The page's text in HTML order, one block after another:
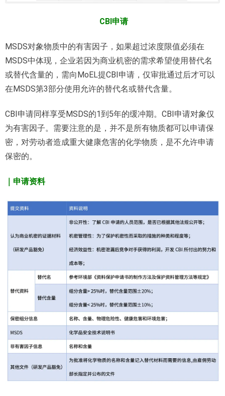
CBI申请
MSDS对象物质中的有害因子，如果超过浓度限值必须在
MSDS中体现，企业若因为商业机密的需求希望使用替代名
或替代含量的，需向MoEL提CBI申请，仅审批通过后才可以
在MSDS第3部分使用允许的替代名或替代含量。
CBI申请同样享受MSDS的1到5年的缓冲期。CBI申请对象仅
为有害因子。需要注意的是，并不是所有物质都可以申请保
密，对劳动者造成重大健康危害的化学物质，是不允许申请
保密的。
｜申请资料